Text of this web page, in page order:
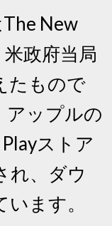
New
政府当局
たもので
アップルの
ストア
れ、ダウ
ます。